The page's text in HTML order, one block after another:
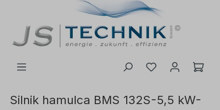
Silnik hamulca BMS 132S-5,5 kW-